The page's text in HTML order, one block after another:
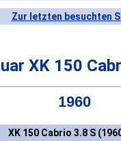
Zur letzten besuchten
XK 150
1960
XK 150 Cabrio 3.8 S